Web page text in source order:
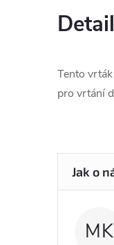
Tento
pro vrtání
MK